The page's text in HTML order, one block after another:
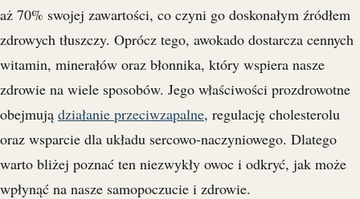
aż 70% swojej zawartości, co czyni go doskonałym źródłem
zdrowych tłuszczy. Oprócz tego, awokado dostarcza cennych
witamin, minerałów oraz błonnika, który wspiera nasze
zdrowie na wiele sposobów. Jego właściwości prozdrowotne
obejmują działanie przeciwzapalne, regulację cholesterolu
oraz wsparcie dla układu sercowo-naczyniowego. Dlatego
warto bliżej poznać ten niezwykły owoc i odkryć, jak może
wpłynąć na nasze samopoczucie i zdrowie.